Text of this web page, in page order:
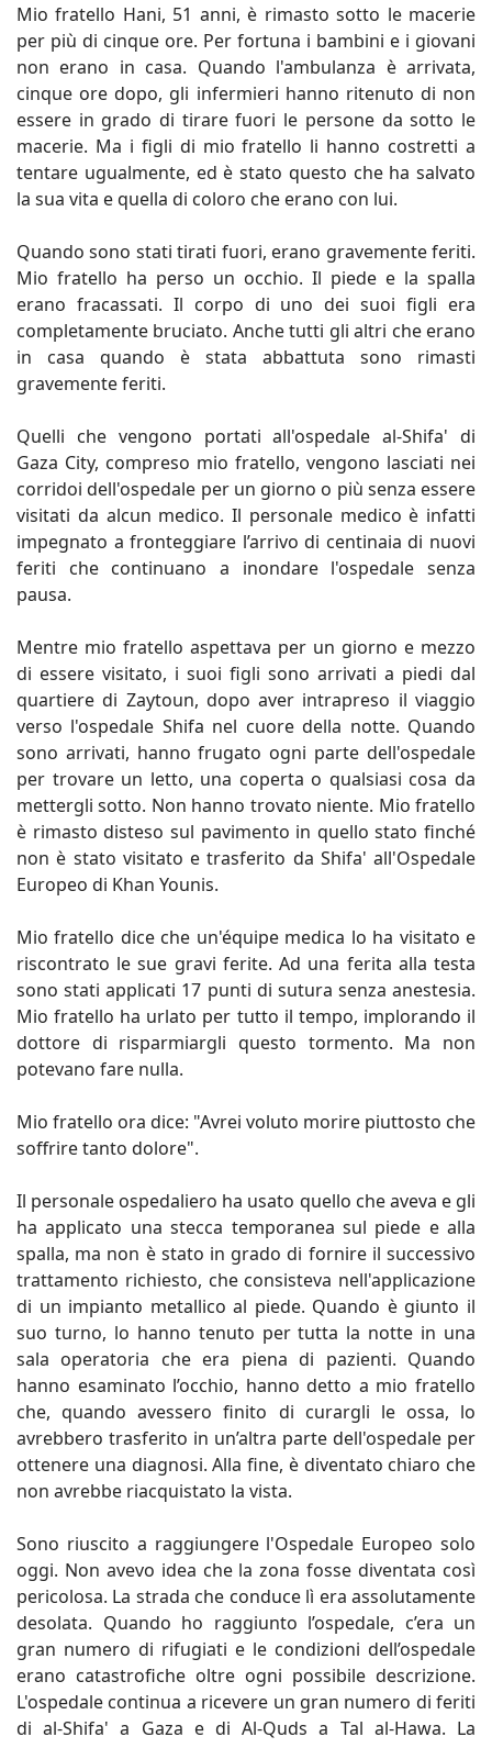
Mio fratello Hani, 51 anni, è rimasto sotto le macerie
per più di cinque ore. Per fortuna i bambini e i giovani
non erano in casa. Quando l'ambulanza è arrivata,
cinque ore dopo, gli infermieri hanno ritenuto di non
essere in grado di tirare fuori le persone da sotto le
macerie. Ma i figli di mio fratello li hanno costretti a
tentare ugualmente, ed è stato questo che ha salvato
la sua vita e quella di coloro che erano con lui.
Quando sono stati tirati fuori, erano gravemente feriti.
Mio fratello ha perso un occhio. Il piede e la spalla
erano fracassati. Il corpo di uno dei suoi figli era
completamente bruciato. Anche tutti gli altri che erano
in casa quando è stata abbattuta sono rimasti
gravemente feriti.
Quelli che vengono portati all'ospedale al-Shifa' di
Gaza City, compreso mio fratello, vengono lasciati nei
corridoi dell'ospedale per un giorno o più senza essere
visitati da alcun medico. Il personale medico è infatti
impegnato a fronteggiare l’arrivo di centinaia di nuovi
feriti che continuano a inondare l'ospedale senza
pausa.
Mentre mio fratello aspettava per un giorno e mezzo
di essere visitato, i suoi figli sono arrivati a piedi dal
quartiere di Zaytoun, dopo aver intrapreso il viaggio
verso l'ospedale Shifa nel cuore della notte. Quando
sono arrivati, hanno frugato ogni parte dell'ospedale
per trovare un letto, una coperta o qualsiasi cosa da
mettergli sotto. Non hanno trovato niente. Mio fratello
è rimasto disteso sul pavimento in quello stato finché
non è stato visitato e trasferito da Shifa' all'Ospedale
Europeo di Khan Younis.
Mio fratello dice che un'équipe medica lo ha visitato e
riscontrato le sue gravi ferite. Ad una ferita alla testa
sono stati applicati 17 punti di sutura senza anestesia.
Mio fratello ha urlato per tutto il tempo, implorando il
dottore di risparmiargli questo tormento. Ma non
potevano fare nulla.
Mio fratello ora dice: "Avrei voluto morire piuttosto che
soffrire tanto dolore".
Il personale ospedaliero ha usato quello che aveva e gli
ha applicato una stecca temporanea sul piede e alla
spalla, ma non è stato in grado di fornire il successivo
trattamento richiesto, che consisteva nell'applicazione
di un impianto metallico al piede. Quando è giunto il
suo turno, lo hanno tenuto per tutta la notte in una
sala operatoria che era piena di pazienti. Quando
hanno esaminato l’occhio, hanno detto a mio fratello
che, quando avessero finito di curargli le ossa, lo
avrebbero trasferito in un’altra parte dell'ospedale per
ottenere una diagnosi. Alla fine, è diventato chiaro che
non avrebbe riacquistato la vista.
Sono riuscito a raggiungere l'Ospedale Europeo solo
oggi. Non avevo idea che la zona fosse diventata così
pericolosa. La strada che conduce lì era assolutamente
desolata. Quando ho raggiunto l’ospedale, c’era un
gran numero di rifugiati e le condizioni dell’ospedale
erano catastrofiche oltre ogni possibile descrizione.
L'ospedale continua a ricevere un gran numero di feriti
di al-Shifa' a Gaza e di Al-Quds a Tal al-Hawa. La